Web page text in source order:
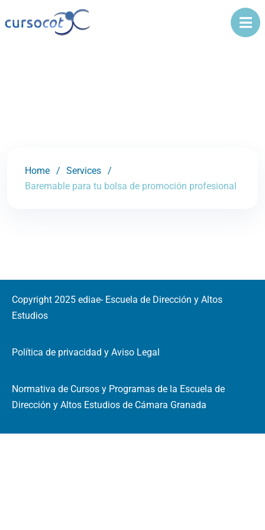
Home
Services
Baremable para tu bolsa de promoción profesional
Copyright 2025 ediae- Escuela de Dirección y Altos
Estudios
Política de privacidad y Aviso Legal
Normativa de Cursos y Programas de la Escuela de
Dirección y Altos Estudios de Cámara Granada